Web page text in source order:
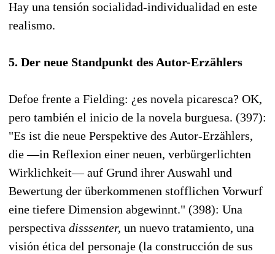
Hay una tensión socialidad-individualidad en este
realismo.
5. Der neue Standpunkt des Autor-Erzählers
Defoe frente a Fielding: ¿es novela picaresca? OK,
pero también el inicio de la novela burguesa. (397):
"Es ist die neue Perspektive des Autor-Erzählers,
die —in Reflexion einer neuen, verbürgerlichten
Wirklichkeit— auf Grund ihrer Auswahl und
Bewertung der überkommenen stofflichen Vorwurf
eine tiefere Dimension abgewinnt." (398): Una
perspectiva disssenter, un nuevo tratamiento, una
visión ética del personaje (la construcción de sus